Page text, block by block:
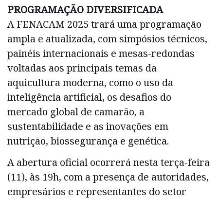
PROGRAMAÇÃO DIVERSIFICADA
A FENACAM 2025 trará uma programação
ampla e atualizada, com simpósios técnicos,
painéis internacionais e mesas-redondas
voltadas aos principais temas da
aquicultura moderna, como o uso da
inteligência artificial, os desafios do
mercado global de camarão, a
sustentabilidade e as inovações em
nutrição, biossegurança e genética.
A abertura oficial ocorrerá nesta terça-feira
(11), às 19h, com a presença de autoridades,
empresários e representantes do setor